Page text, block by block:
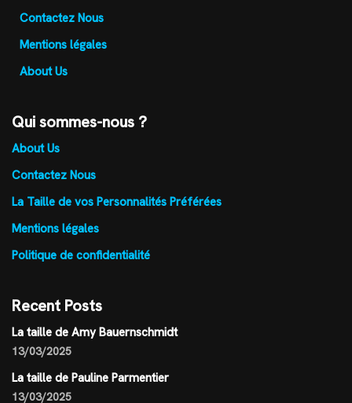
Contactez Nous
Mentions légales
About Us
Qui sommes-nous ?
About Us
Contactez Nous
La Taille de vos Personnalités Préférées
Mentions légales
Politique de confidentialité
Recent Posts
La taille de Amy Bauernschmidt
13/03/2025
La taille de Pauline Parmentier
13/03/2025